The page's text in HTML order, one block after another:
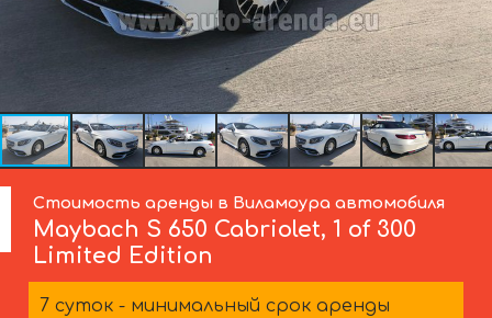
Стоимость аренды в Виламоура автомобиля
Maybach S 650 Cabriolet, 1 of 300
Limited Edition
7 суток - минимальный срок аренды